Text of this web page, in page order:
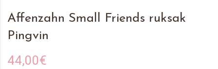
Affenzahn Small Friends ruksak
Pingvin
44,00€